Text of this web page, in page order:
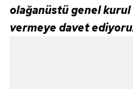
olağanüstü genel kurul
vermeye davet